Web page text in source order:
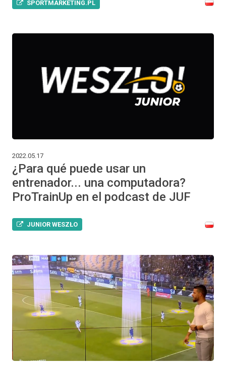
SPORTMARKETING.PL
2022.05.17
¿Para qué puede usar un
entrenador... una computadora?
ProTrainUp en el podcast de JUF
JUNIOR WESZŁO